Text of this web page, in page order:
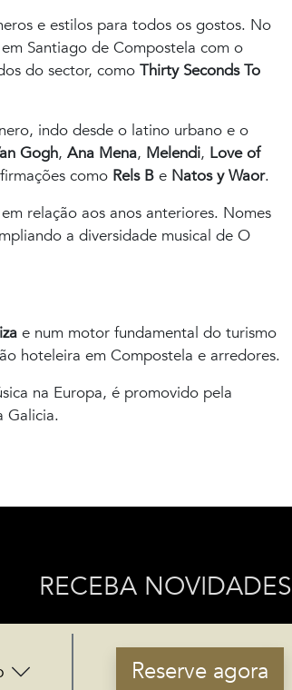
e estilos para todos os gostos. No
Santiago de Compostela com o
do sector, como Thirty Seconds To
indo desde o latino urbano e o
Gogh, Ana Mena, Melendi, Love of
como Rels B e Natos y Waor.
em relação aos anos anteriores. Nomes
a diversidade musical de O
e num motor fundamental do turismo
hoteleira em Compostela e arredores.
na Europa, é promovido pela
Galicia.
Reserve agora
RECEBA NOVIDADES
Subscreva-se